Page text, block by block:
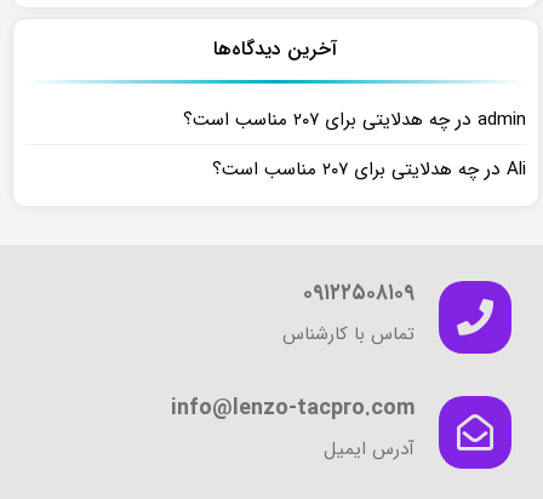
آخرین دیدگاه‌ها
admin درچه هدلایتی برای ۲۰۷ مناسب است؟
Ali درچه هدلایتی برای ۲۰۷ مناسب است؟
۰۹۱۲۲۵۰۸۱۰۹
تماس با کارشناس
info@lenzo-tacpro.com
آدرس ایمیل